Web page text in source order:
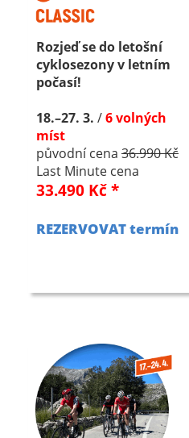
Rozjeď se do letošní
cyklosezony v letním
počasí!
18.–27. 3. /6 volných
míst
původní cena 36.990 Kč
Last Minute cena
33.490 Kč *
REZERVOVAT termín